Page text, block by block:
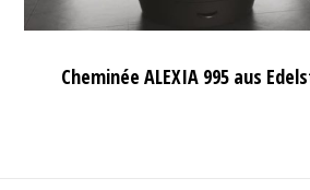
Cheminée ALEXIA 995 aus